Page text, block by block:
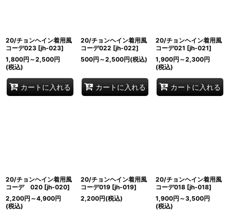
20/チョンヘイン着用風
コーデ023 [jh-023]
1,800円 ～2,500円
(税込)
カートに入れる
20/チョンヘイン着用風
コーデ022 [jh-022]
500円 ～2,500円(税込)
カートに入れる
20/チョンヘイン着用風
コーデ021 [jh-021]
1,900円 ～2,300円
(税込)
カートに入れる
20/チョンヘイン着用風
コーデ 020 [jh-020]
2,200円 ～4,900円
(税込)
20/チョンヘイン着用風
コーデ019 [jh-019]
2,200円(税込)
20/チョンヘイン着用風
コーデ018 [jh-018]
1,900円 ～3,500円
(税込)